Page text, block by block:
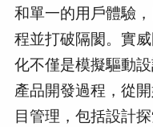
和單一的用戶體驗
程並打破隔閡。實
化不僅是模擬驅動
產品開發過程，從
目管理，包括設計